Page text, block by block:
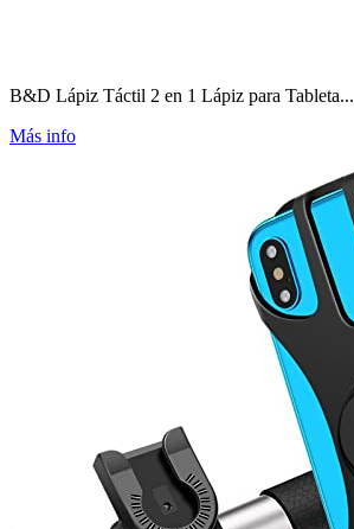
B&D Lápiz Táctil 2 en 1 Lápiz para Tableta...
Más info